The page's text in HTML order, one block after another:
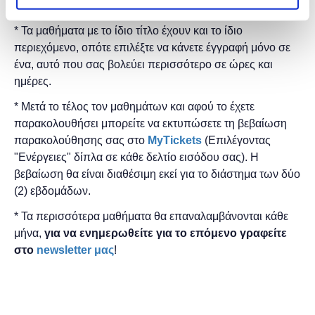
* Τα μαθήματα γίνονται μόνο με φυσική παρουσία.
* Τα μαθήματα με το ίδιο τίτλο έχουν και το ίδιο
περιεχόμενο, οπότε επιλέξτε να κάνετε έγγραφή μόνο σε
ένα, αυτό που σας βολεύει περισσότερο σε ώρες και
ημέρες.
* Μετά το τέλος τον μαθημάτων και αφού το έχετε
παρακολουθήσει μπορείτε να εκτυπώσετε τη βεβαίωση
παρακολούθησης ​σας στο MyTickets (Επιλέγοντας
"Ενέργειες" δίπλα σε κάθε δελτίο εισόδου σας). Η
βεβαίωση θα είναι διαθέσιμη εκεί για το διάστημα των δύο
(2) εβδομάδων.
* Τα περισσότερα μαθήματα θα επαναλαμβάνονται κάθε
μήνα, για να ενημερωθείτε για το επόμενο γραφείτε
στο newsletter μας!